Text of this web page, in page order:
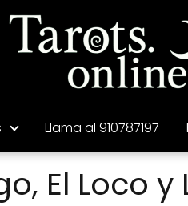
Llama al 910787197
El Loco y